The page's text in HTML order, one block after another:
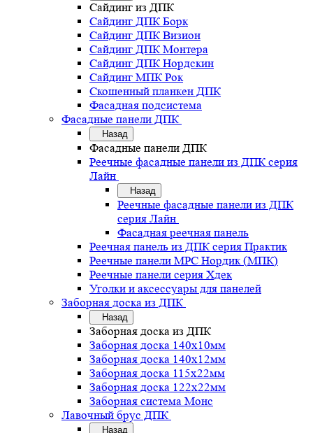
Сайдинг из ДПК
Сайдинг ДПК Борк
Сайдинг ДПК Визион
Сайдинг ДПК Монтера
Сайдинг ДПК Нордскин
Сайдинг МПК Рок
Скошенный планкен ДПК
Фасадная подсистема
Фасадные панели ДПК
Назад
Фасадные панели ДПК
Реечные фасадные панели из ДПК серия
Лайн
Назад
Реечные фасадные панели из ДПК
серия Лайн
Фасадная реечная панель
Реечная панель из ДПК серия Практик
Реечные панели MPC Нордик (МПК)
Реечные панели серия Хдек
Уголки и аксессуары для панелей
Заборная доска из ДПК
Назад
Заборная доска из ДПК
Заборная доска 140х10мм
Заборная доска 140х12мм
Заборная доска 115х22мм
Заборная доска 122х22мм
Заборная система Монс
Лавочный брус ДПК
Назад